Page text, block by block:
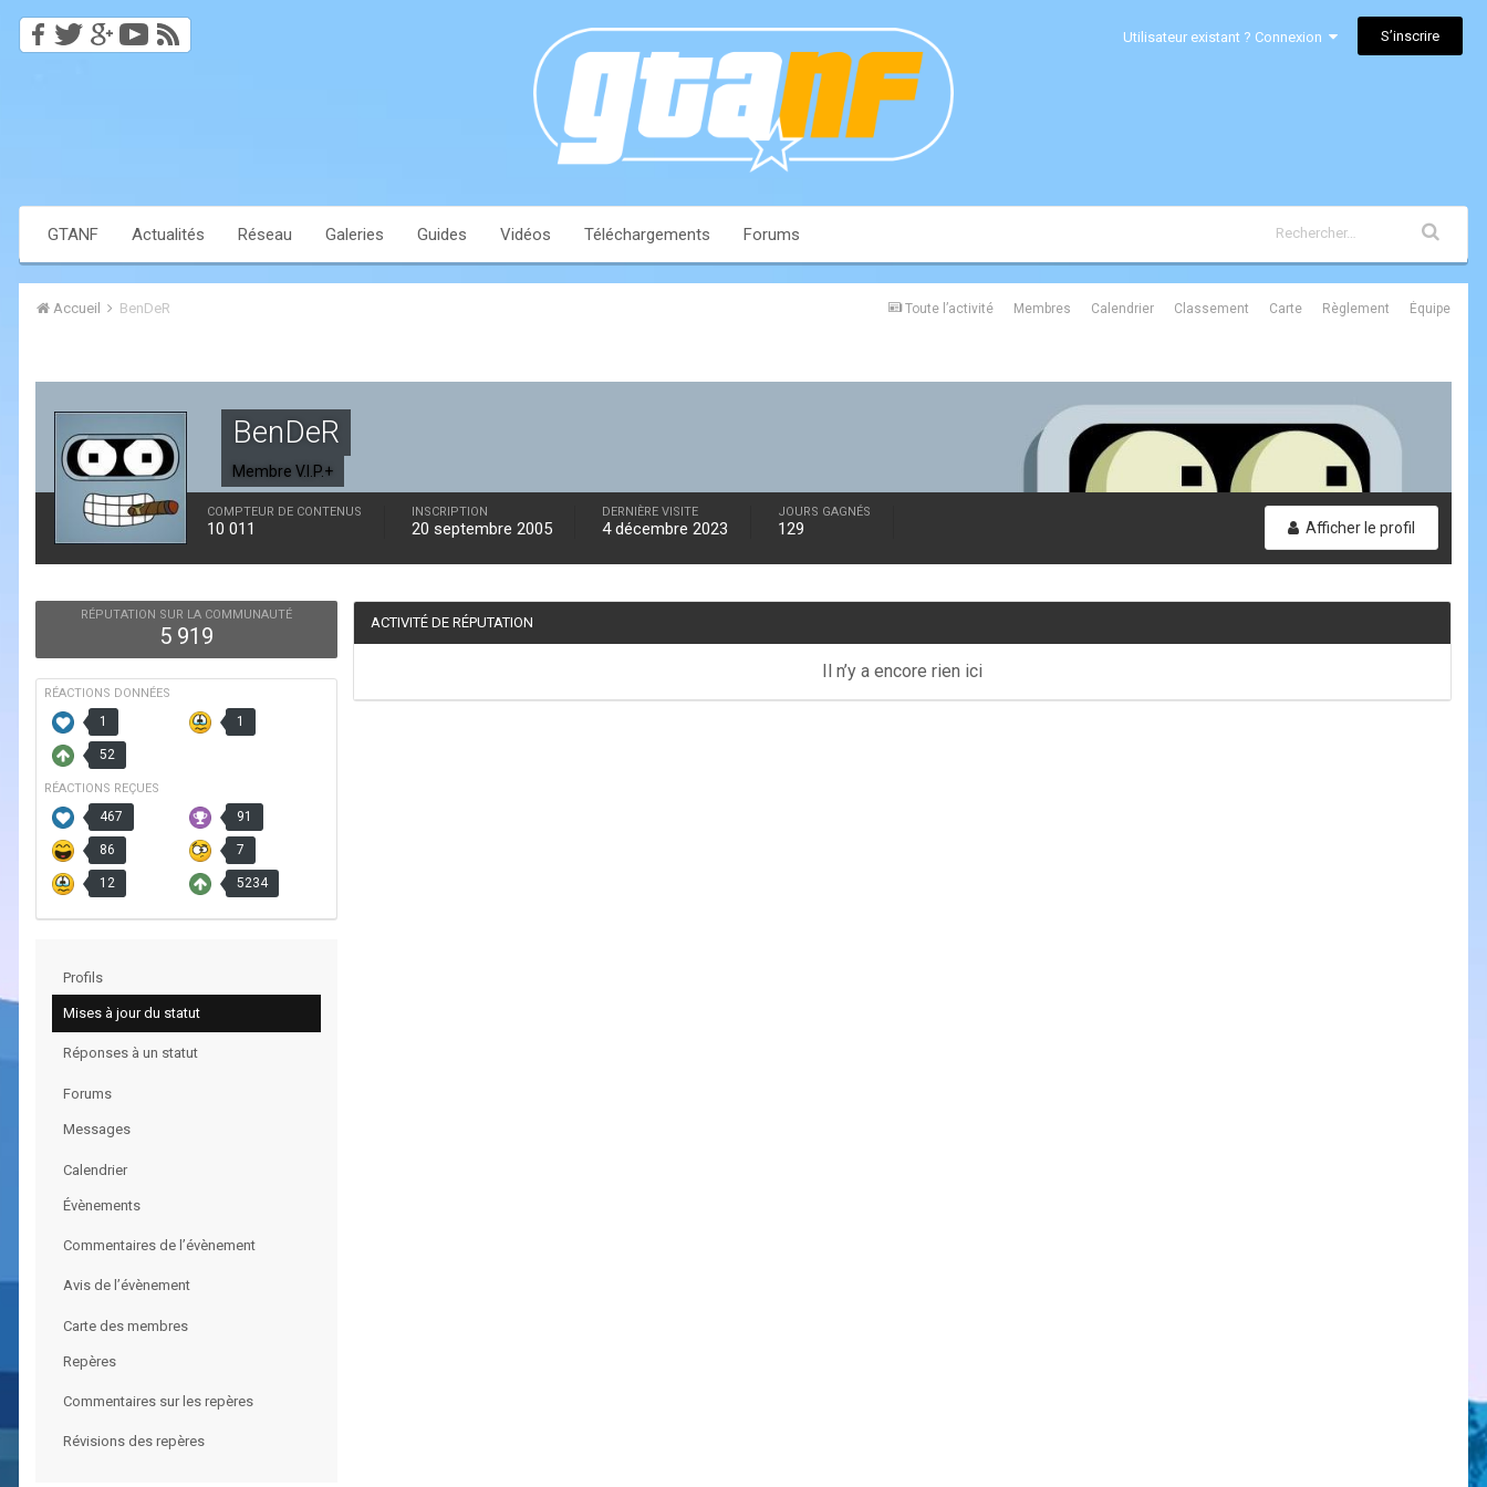
Utilisateur existant ? Connexion S’inscrire
GTANF Actualités Réseau Galeries Guides Vidéos Téléchargements Forums
Toute l’activité Membres Calendrier Classement Carte Règlement Équipe
Accueil BenDeR
BenDeR
Membre V.I.P.+
Afficher le profil
COMPTEUR DE CONTENUS
10 011
INSCRIPTION
20 septembre 2005
DERNIÈRE VISITE
4 décembre 2023
JOURS GAGNÉS
129
RÉPUTATION SUR LA COMMUNAUTÉ
5 919
RÉACTIONS DONNÉES
1 1
52
RÉACTIONS REÇUES
467 91
86 7
12 5234
Profils
Mises à jour du statut
Réponses à un statut
Forums
Messages
Calendrier
Évènements
Commentaires de l’évènement
Avis de l’évènement
Carte des membres
Repères
Commentaires sur les repères
Révisions des repères
ACTIVITÉ DE RÉPUTATION
Il n’y a encore rien ici